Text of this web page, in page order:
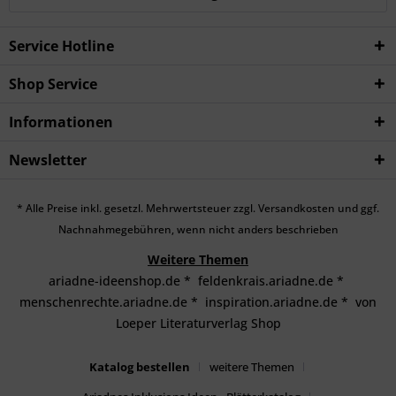
Service Hotline
Shop Service
Informationen
Newsletter
* Alle Preise inkl. gesetzl. Mehrwertsteuer zzgl. Versandkosten und ggf.
Nachnahmegebühren, wenn nicht anders beschrieben
Weitere Themen
ariadne-ideenshop.de * feldenkrais.ariadne.de *
menschenrechte.ariadne.de * inspiration.ariadne.de * von
Loeper Literaturverlag Shop
Katalog bestellen
weitere Themen